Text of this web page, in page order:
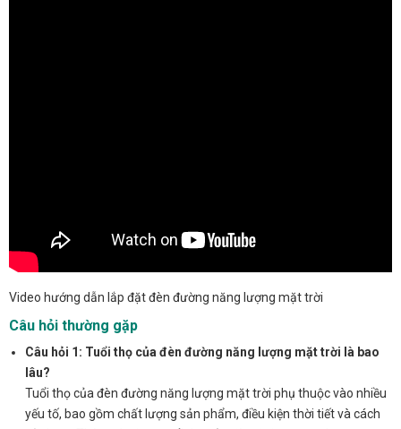
Video hướng dẫn lắp đặt đèn đường năng lượng mặt trời
Câu hỏi thường gặp
Câu hỏi 1: Tuổi thọ của đèn đường năng lượng mặt trời là bao
lâu?
Tuổi thọ của đèn đường năng lượng mặt trời phụ thuộc vào nhiều
yếu tố, bao gồm chất lượng sản phẩm, điều kiện thời tiết và cách